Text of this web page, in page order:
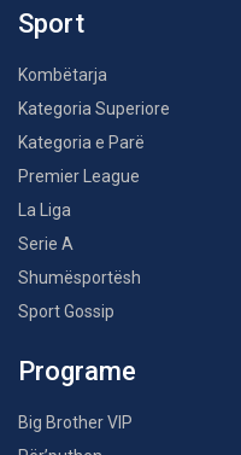
Sport
Kombëtarja
Kategoria Superiore
Kategoria e Parë
Premier League
La Liga
Serie A
Shumësportësh
Sport Gossip
Programe
Big Brother VIP